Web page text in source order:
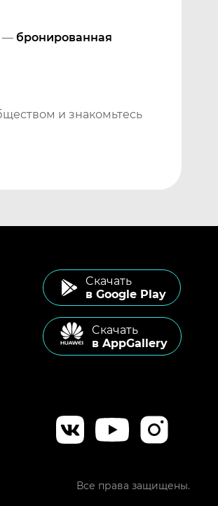
— бронированная
и знакомьтесь
Cкачать
в Google Play
Cкачать
в AppGallery
Все права защищены.